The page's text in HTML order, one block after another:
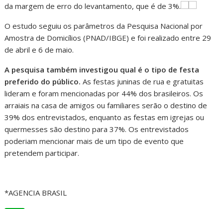
da margem de erro do levantamento, que é de 3%.
O estudo seguiu os parâmetros da Pesquisa Nacional por
Amostra de Domicílios (PNAD/IBGE) e foi realizado entre 29
de abril e 6 de maio.
A pesquisa também investigou qual é o tipo de festa
preferido do público.As festas juninas de rua e gratuitas
lideram e foram mencionadas por 44% dos brasileiros. Os
arraiais na casa de amigos ou familiares serão o destino de
39% dos entrevistados, enquanto as festas em igrejas ou
quermesses são destino para 37%. Os entrevistados
poderiam mencionar mais de um tipo de evento que
pretendem participar.
*AGENCIA BRASIL